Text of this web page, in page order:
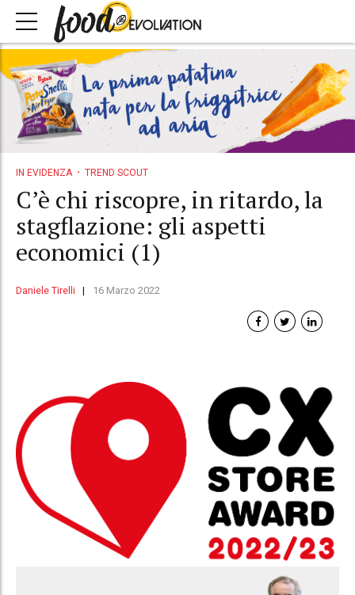
IN EVIDENZA TREND SCOUT
C’è chi riscopre, in ritardo, la
stagflazione: gli aspetti
economici (1)
Daniele Tirelli 16 Marzo 2022